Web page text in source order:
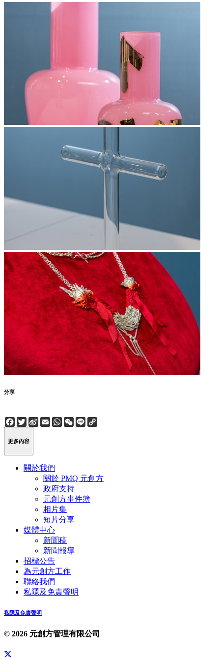
分享
Facebook
Twitter
Sina
Weibo
EmailWhatsApp
WeChat
Line
更多內容
關於我們
關於 PMQ 元創方
政府支持
元創方事件簿
相片集
短片分享
媒體中心
新聞稿
新聞報導
招標公告
為元創方工作
聯絡我們
私隱及免責聲明
私隱及免責聲明
© 2026 元創方管理有限公司